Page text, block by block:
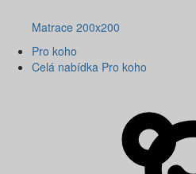
Matrace 200x200
Pro koho
Celá nabídka Pro koho